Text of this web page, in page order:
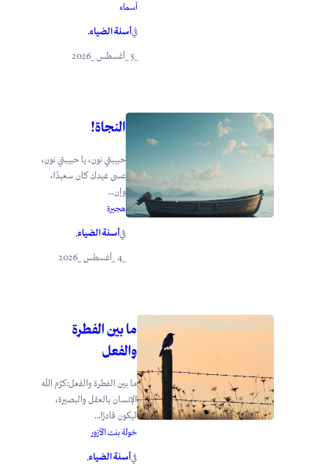
أسماء
فيأسنة الضياء.
_5 _أغسطس _2026
النجاة!
حبيبتي نون، يا حبيبتي نون،
عسى عيدكِ كان سعيدًا،
وإن...
هجيرة
فيأسنة الضياء.
_4 _أغسطس _2026
ما بين الفطرة
والفعل
ما بين الفطرة والفعل:كرَّم الله
الإنسان بالعقل والبصيرة،
ليكون قادرًا...
خولة بنت الأزور
فيأسنة الضياء.